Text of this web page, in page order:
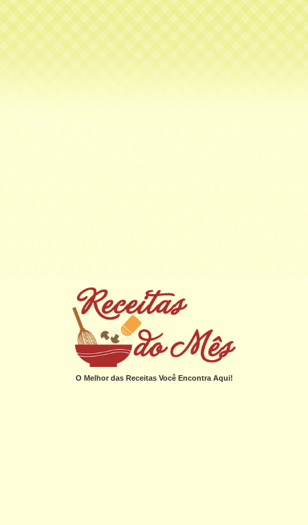
O Melhor das Receitas Você Encontra Aqui!